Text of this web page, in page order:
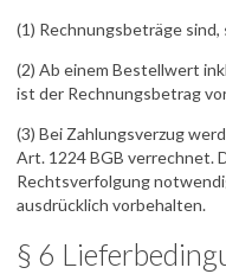
(1) Rechnungsbeträge
(2) Ab einem Bestellwert
ist der Rechnungsbetrag
(3) Bei Zahlungsverzug
Art. 1224 BGB verrechnet.
Rechtsverfolgung
ausdrücklich vorbehalten.
§ 6